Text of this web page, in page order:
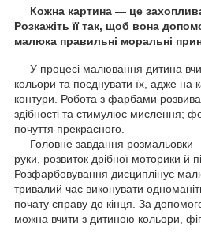
У процесі малювання дитина
кольори та поєднувати їх, адже на
контури. Робота з фарбами
здібності та стимулює мислення;
почуття прекрасного.
Головне завдання розмальовки
руки, розвиток дрібної моторики й
Розфарбовування дисциплінує
тривалий час виконувати
почату справу до кінця. За
можна вчити з дитиною кольори,
Кожна картина — це захоплива
Розкажіть її так, щоб вона
малюка правильні моральні